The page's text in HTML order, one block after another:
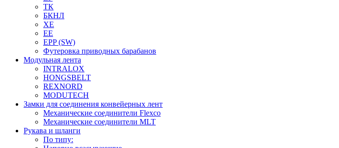
ТК
БКНЛ
XE
EE
EPP (SW)
Футеровка приводных барабанов
Модульная лента
INTRALOX
HONGSBELT
REXNORD
MODUTECH
Замки для соединения конвейерных лент
Механические соединители Flexco
Механические соединители MLT
Рукава и шланги
По типу: